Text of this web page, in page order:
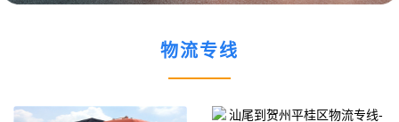
物流专线